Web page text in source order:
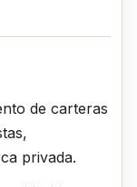
de carteras
privada.